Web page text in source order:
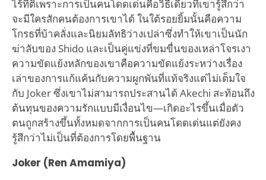
ไร้ที่ติเพราะการเป็นคนโดดเด่นคือวิธีเดียวที่เขารู้สึกว่า
จะมีใครสักคนต้องการเขาได้ ในใต้รอยยิ้มนั้นคือความ
โกรธที่บ้าคลั่งและนิยมลัทธิว่างเปล่าซึ่งทำให้เขาเป็นนัก
ฆ่าลับของ Shido และเป็นคู่แข่งที่ขมขื่นของเหล่าโจรเงา
ความขัดแย้งหลักของเขาคือความขัดแย้งระหว่างเรื่อง
เล่าของการแก้แค้นกับความผูกพันที่แท้จริงแต่ไม่เต็มใจ
กับ Joker ซึ่งเขาไม่สามารถประสานได้ Akechi สะท้อนถึง
ต้นทุนของความรักแบบมีเงื่อนไข—เกิดอะไรขึ้นเมื่อตัว
ตนถูกสร้างขึ้นทั้งหมดจากการเป็นคนโดดเด่นแต่ยังคง
รู้สึกว่าไม่เป็นที่ต้องการโดยพื้นฐาน
Joker (Ren Amamiya)